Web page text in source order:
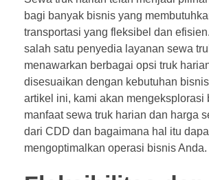
bagi banyak bisnis yang
transportasi yang fleksibel dan
salah satu penyedia layanan sewa
menawarkan berbagai opsi truk
disesuaikan dengan kebutuhan
artikel ini, kami akan mengeksplorasi
manfaat sewa truk harian dan harga
dari CDD dan bagaimana hal itu
mengoptimalkan operasi bisnis Anda.